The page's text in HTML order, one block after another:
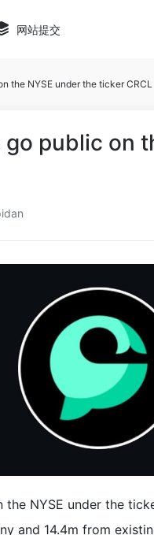
网站提交
the NYSE under the ticker CRCL
public on
NYSE under the
and 14.4m from